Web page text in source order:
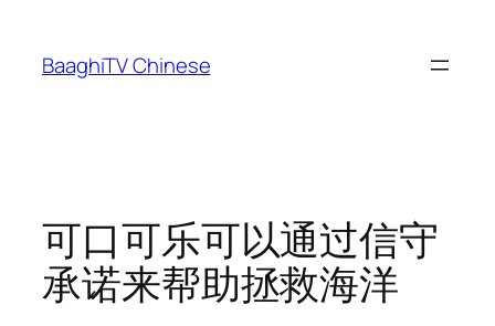
content
BaaghiTV Chinese
可口可乐可以通过信守
承诺来帮助拯救海洋